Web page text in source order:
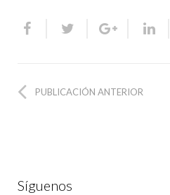
PUBLICACIÓN ANTERIOR
Síguenos